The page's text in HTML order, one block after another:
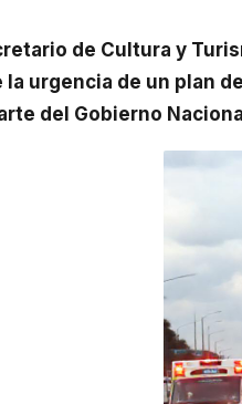
la urgencia de un plan
del Gobierno